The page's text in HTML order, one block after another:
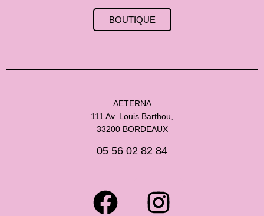
BOUTIQUE
AETERNA
111 Av. Louis Barthou,
33200 BORDEAUX
05 56 02 82 84